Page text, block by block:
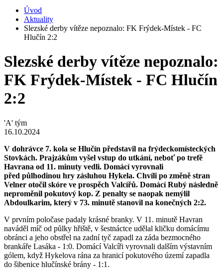
Úvod
Aktuality
Slezské derby vítěze nepoznalo: FK Frýdek-Místek - FC
Hlučín 2:2
Slezské derby vítěze nepoznalo:
FK Frýdek-Místek - FC Hlučín
2:2
'A' tým
16.10.2024
V dohrávce 7. kola se Hlučín představil na frýdeckomísteckých
Stovkách. Prajzákům vyšel vstup do utkání, neboť po trefě
Havrana od 11. minuty vedli. Domácí vyrovnali
před půlhodinou hry zásluhou Hykela. Chvíli po změně stran
Velner otočil skóre ve prospěch Valcířů. Domácí Rubý následně
neproměnil pokutový kop. Z penalty se naopak nemýlil
Abdoulkarim, který v 73. minutě stanovil na konečných 2:2.
V prvním poločase padaly krásné branky. V 11. minutě Havran
naváděl míč od půlky hřiště, v šestnáctce udělal kličku domácímu
obránci a jeho obstřel na zadní tyč zapadl za záda bezmocného
brankáře Lasáka - 1:0. Domácí Valcíři vyrovnali dalším výstavním
gólem, když Hykelova rána za hranicí pokutového území zapadla
do šibenice hlučínské brány - 1:1.